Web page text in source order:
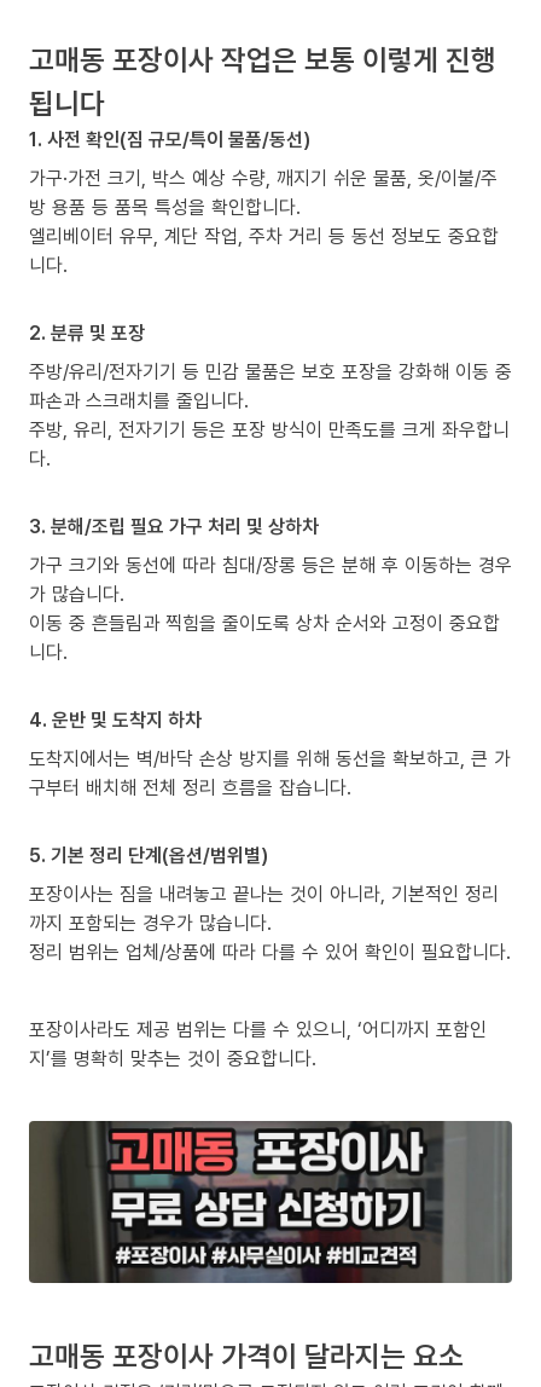
고매동 포장이사 작업은 보통 이렇게 진행
됩니다
1. 사전 확인(짐 규모/특이 물품/동선)
가구·가전 크기, 박스 예상 수량, 깨지기 쉬운 물품, 옷/이불/주
방 용품 등 품목 특성을 확인합니다.
엘리베이터 유무, 계단 작업, 주차 거리 등 동선 정보도 중요합
니다.
2. 분류 및 포장
주방/유리/전자기기 등 민감 물품은 보호 포장을 강화해 이동 중
파손과 스크래치를 줄입니다.
주방, 유리, 전자기기 등은 포장 방식이 만족도를 크게 좌우합니
다.
3. 분해/조립 필요 가구 처리 및 상하차
가구 크기와 동선에 따라 침대/장롱 등은 분해 후 이동하는 경우
가 많습니다.
이동 중 흔들림과 찍힘을 줄이도록 상차 순서와 고정이 중요합
니다.
4. 운반 및 도착지 하차
도착지에서는 벽/바닥 손상 방지를 위해 동선을 확보하고, 큰 가
구부터 배치해 전체 정리 흐름을 잡습니다.
5. 기본 정리 단계(옵션/범위별)
포장이사는 짐을 내려놓고 끝나는 것이 아니라, 기본적인 정리
까지 포함되는 경우가 많습니다.
정리 범위는 업체/상품에 따라 다를 수 있어 확인이 필요합니다.
포장이사라도 제공 범위는 다를 수 있으니, ‘어디까지 포함인
지’를 명확히 맞추는 것이 중요합니다.
고매동 포장이사 가격이 달라지는 요소